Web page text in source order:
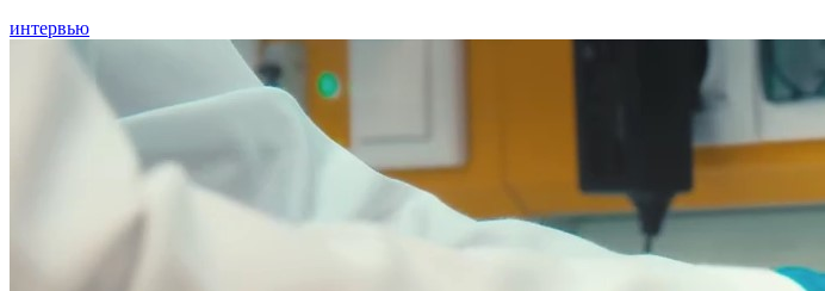
интервью